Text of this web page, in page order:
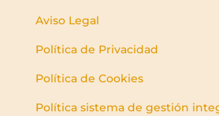
Aviso Legal
Política de Privacidad
Política de Cookies
Política sistema de gestión